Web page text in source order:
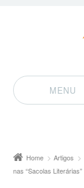
MENU
Home Artigos
nas “Sacolas Literárias”